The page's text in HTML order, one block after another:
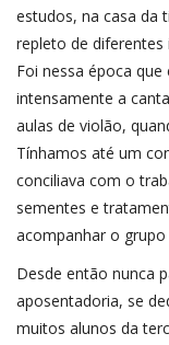
estudos, na casa da
repleto de diferentes
Foi nessa época
intensamente a
aulas de violão,
Tínhamos até um
conciliava com o
sementes e
acompanhar o grupo
Desde então nunca
aposentadoria, se
muitos alunos da